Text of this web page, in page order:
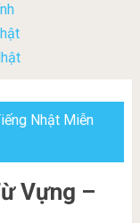
Nhật Miễn
Vựng –